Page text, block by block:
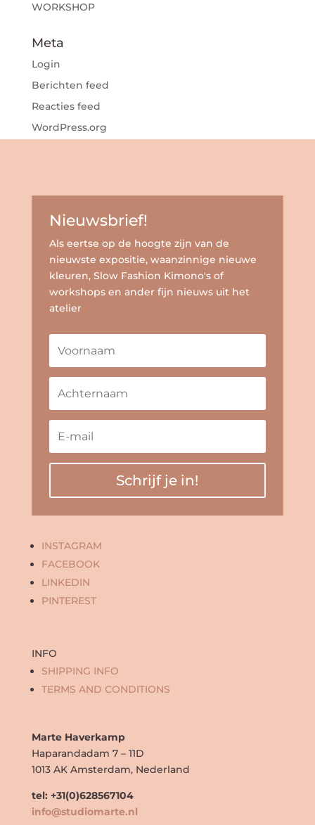
WORKSHOP
Meta
Login
Berichten feed
Reacties feed
WordPress.org
Nieuwsbrief!
Als eertse op de hoogte zijn van de
nieuwste expositie, waanzinnige nieuwe
kleuren, Slow Fashion Kimono's of
workshops en ander fijn nieuws uit het
atelier
Schrijf je in!
INSTAGRAM
FACEBOOK
LINKEDIN
PINTEREST
INFO
SHIPPING INFO
TERMS AND CONDITIONS
Marte Haverkamp
Haparandadam 7 – 11D
1013 AK Amsterdam, Nederland
tel: +31(0)628567104
info@studiomarte.nl